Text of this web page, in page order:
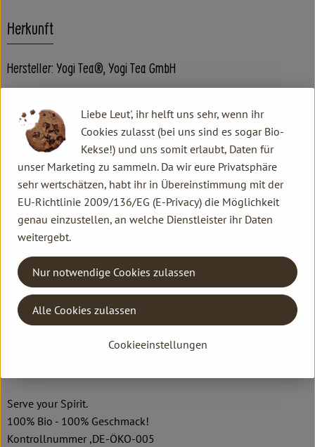
Herkunft
Hersteller: Yogi Tea®, Yogi Tea GmbH
YOGI TEA GmbH
D 20095 Hamburg
Wer achtsam lebt, entdeckt auch im Kleinen das Großartige.
Wir glauben, dass durch ein Leben in Balance jeder Einzelne
viel Gutes bewirken kann - und dass schon in einer Tasse Tee
unglaublich viel Inspiration dafür steckt!
Mit unseren Tees, den yogischen Weisheiten an jedem Beutel
und einer Yoga-Übung auf jeder Packung wollen wir Euch
einer friedlichen, gesunden Welt voller Achtsamkeit und Glück
Serve your Spirit.
100% Bio - 100% Geschmack!
Kontrollnummer ,DE-ÖKO-005
Liebe Leut', ihr helft uns sehr, wenn ihr
Cookies zulasst (bei uns sind es sogar Bio-
Kekse!) und uns somit erlaubt, Daten für
unser Marketing zu sammeln. Da wir eure Privatsphäre
sehr wertschätzen, habt ihr in Übereinstimmung mit der
EU-Richtlinie 2009/136/EG (E-Privacy) die Möglichkeit
genau einzustellen, an welche Dienstleister ihr Daten
weitergebt.
Cookieeinstellungen
Nur notwendige Cookies zulassen
Alle Cookies zulassen